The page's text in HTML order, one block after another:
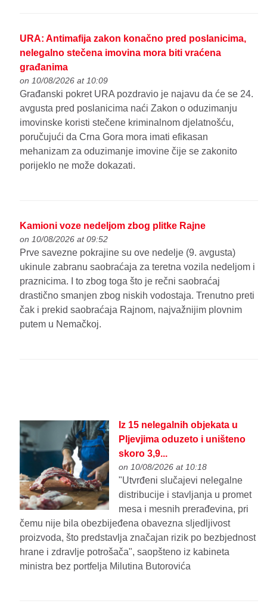
URA: Antimafija zakon konačno pred poslanicima,
nelegalno stečena imovina mora biti vraćena
građanima
on 10/08/2026 at 10:09
Građanski pokret URA pozdravio je najavu da će se 24.
avgusta pred poslanicima naći Zakon o oduzimanju
imovinske koristi stečene kriminalnom djelatnošću,
poručujući da Crna Gora mora imati efikasan
mehanizam za oduzimanje imovine čije se zakonito
porijeklo ne može dokazati.
Kamioni voze nedeljom zbog plitke Rajne
on 10/08/2026 at 09:52
Prve savezne pokrajine su ove nedelje (9. avgusta)
ukinule zabranu saobraćaja za teretna vozila nedeljom i
praznicima. I to zbog toga što je rečni saobraćaj
drastično smanjen zbog niskih vodostaja. Trenutno preti
čak i prekid saobraćaja Rajnom, najvažnijim plovnim
putem u Nemačkoj.
Iz 15 nelegalnih objekata u
Pljevjima oduzeto i uništeno
skoro 3,9...
on 10/08/2026 at 10:18
"Utvrđeni slučajevi nelegalne
distribucije i stavljanja u promet
mesa i mesnih prerađevina, pri
čemu nije bila obezbijeđena obavezna sljedljivost
proizvoda, što predstavlja značajan rizik po bezbjednost
hrane i zdravlje potrošača", saopšteno iz kabineta
ministra bez portfelja Milutina Butorovića